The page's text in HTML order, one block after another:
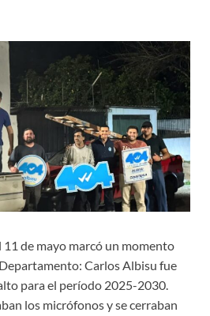
de mayo marcó un momento
Carlos Albisu fue
para el período 2025-2030.
los micrófonos y se cerraban